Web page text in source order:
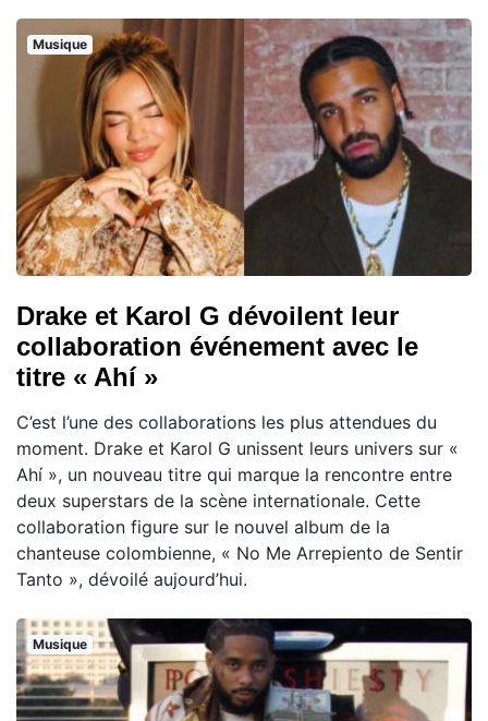
Musique
Drake et Karol G dévoilent leur
collaboration événement avec le
titre « Ahí »
C’est l’une des collaborations les plus attendues du
moment. Drake et Karol G unissent leurs univers sur «
Ahí », un nouveau titre qui marque la rencontre entre
deux superstars de la scène internationale. Cette
collaboration figure sur le nouvel album de la
chanteuse colombienne, « No Me Arrepiento de Sentir
Tanto », dévoilé aujourd’hui.
Musique